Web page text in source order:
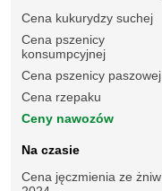
Cena kukurydzy suchej
Cena pszenicy
konsumpcyjnej
Cena pszenicy paszowej
Cena rzepaku
Ceny nawozów
Na czasie
Cena jęczmienia ze żniw